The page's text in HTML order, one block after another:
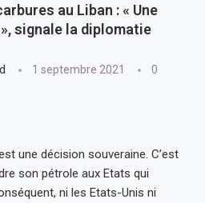
au Liban : « Une
signale la diplomatie
1 septembre 2021
0
une décision souveraine. C’est
son pétrole aux Etats qui
ni les Etats-Unis ni